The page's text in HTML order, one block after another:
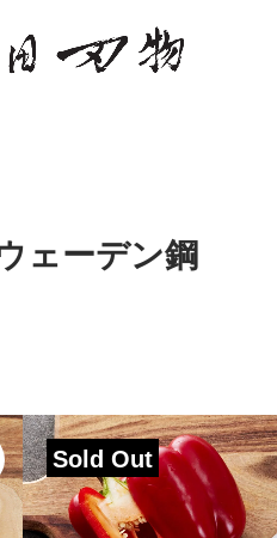
ェーデン鋼
Sold Out